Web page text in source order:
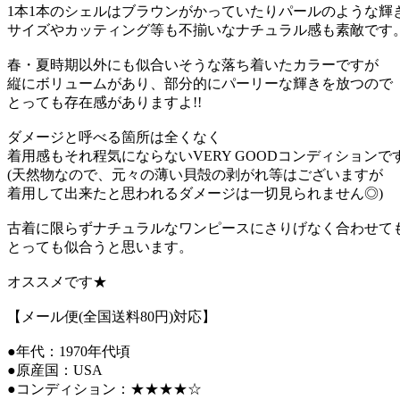
1本1本のシェルはブラウンがかっていたりパールのような輝
サイズやカッティング等も不揃いなナチュラル感も素敵です。
春・夏時期以外にも似合いそうな落ち着いたカラーですが
縦にボリュームがあり、部分的にパーリーな輝きを放つので
とっても存在感がありますよ!!
ダメージと呼べる箇所は全くなく
着用感もそれ程気にならないVERY GOODコンディションで
(天然物なので、元々の薄い貝殻の剥がれ等はございますが
着用して出来たと思われるダメージは一切見られません◎)
古着に限らずナチュラルなワンピースにさりげなく合わせて
とっても似合うと思います。
オススメです★
【メール便(全国送料80円)対応】
●年代：1970年代頃
●原産国：USA
●コンディション：★★★★☆